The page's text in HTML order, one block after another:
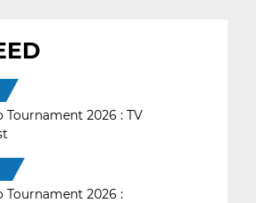
Tournament 2026 : TV
Tournament 2026 :